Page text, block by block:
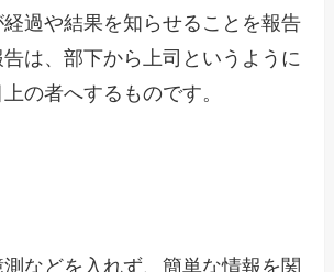
過や結果を知らせることを報告
は、部下から上司というように
の者へするものです。
などを入れず、簡単な情報を関